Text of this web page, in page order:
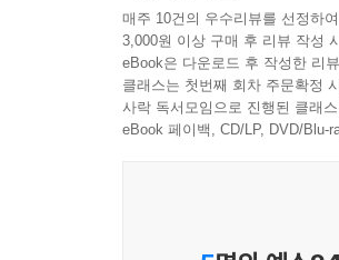
3.6 재활용(macro, import,
3.7 템플릿 필터 작성과 사용
CHAPTER 4 Flask 기본 확장
4.1 데이터베이스 연동 180
4.3 폼 유효성 검사 217
매주 10건의 우수리뷰를 선정하
3,000원 이상 구매 후 리뷰 작성
eBook은 다운로드 후 작성한 리
클래스는 첫번째 회차 주문확정
사락 독서모임으로 진행된 클래
eBook 페이백, CD/LP, DVD/